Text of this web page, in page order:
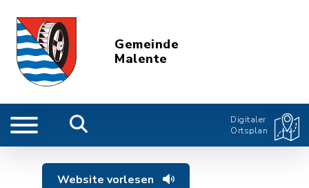
Gemeinde
Malente
Digitaler
Ortsplan
Website vorlesen